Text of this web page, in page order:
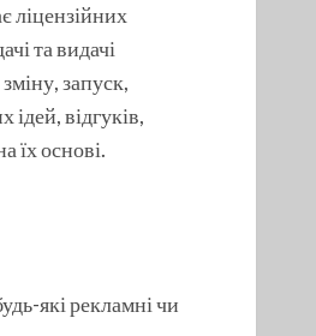
ліцензійних
та видачі
запуск,
відгуків,
їх основі.
які рекламні чи